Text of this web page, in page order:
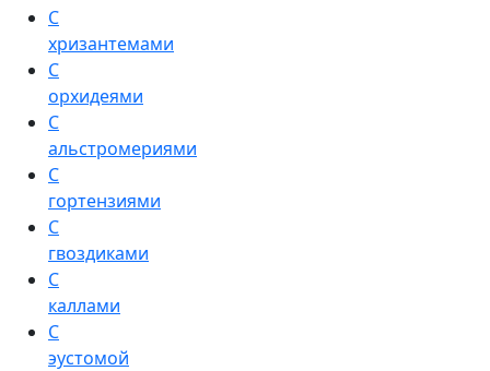
С
хризантемами
С
орхидеями
С
альстромериями
С
гортензиями
С
гвоздиками
С
каллами
С
эустомой